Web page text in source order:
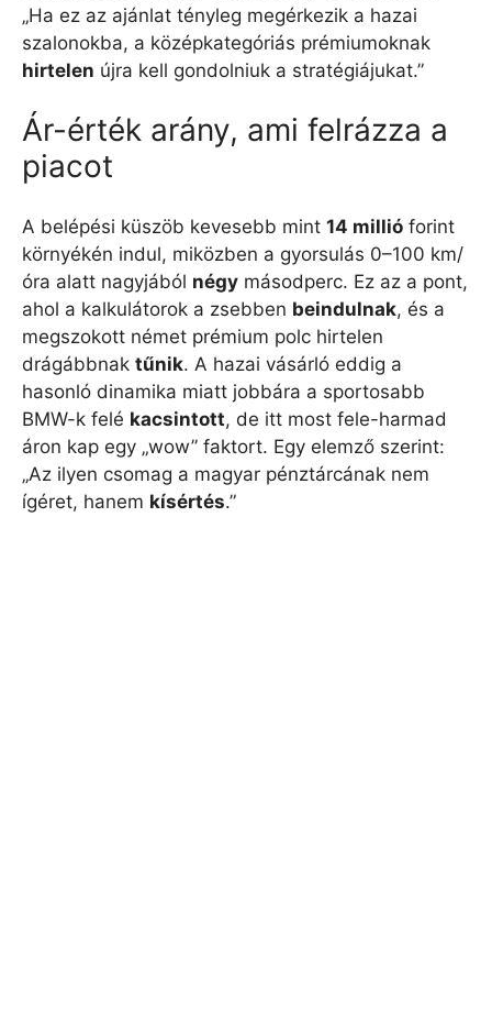
„Ha ez az ajánlat tényleg megérkezik a hazai
szalonokba, a középkategóriás prémiumoknak
hirtelen újra kell gondolniuk a stratégiájukat.”
Ár-érték arány, ami felrázza a
piacot
A belépési küszöb kevesebb mint 14 millió forint
környékén indul, miközben a gyorsulás 0–100 km/
óra alatt nagyjából négy másodperc. Ez az a pont,
ahol a kalkulátorok a zsebben beindulnak, és a
megszokott német prémium polc hirtelen
drágábbnak tűnik. A hazai vásárló eddig a
hasonló dinamika miatt jobbára a sportosabb
BMW-k felé kacsintott, de itt most fele-harmad
áron kap egy „wow” faktort. Egy elemző szerint:
„Az ilyen csomag a magyar pénztárcának nem
ígéret, hanem kísértés.”